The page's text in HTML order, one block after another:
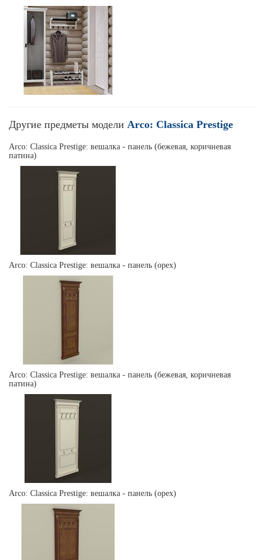
Другие предметы модели Arco: Classica Prestige
Arco: Classica Prestige: вешалка - панель (бежевая, коричневая
патина)
Arco: Classica Prestige: вешалка - панель (орех)
Arco: Classica Prestige: вешалка - панель (бежевая, коричневая
патина)
Arco: Classica Prestige: вешалка - панель (орех)